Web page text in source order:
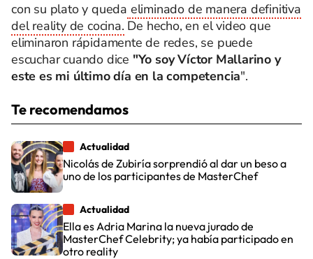
con su plato y queda eliminado de manera definitiva
del reality de cocina. De hecho, en el video que
eliminaron rápidamente de redes, se puede
escuchar cuando dice "Yo soy Víctor Mallarino y
este es mi último día en la competencia".
Te recomendamos
Actualidad
Nicolás de Zubiría sorprendió al dar un beso a
uno de los participantes de MasterChef
Actualidad
Ella es Adria Marina la nueva jurado de
MasterChef Celebrity; ya había participado en
otro reality